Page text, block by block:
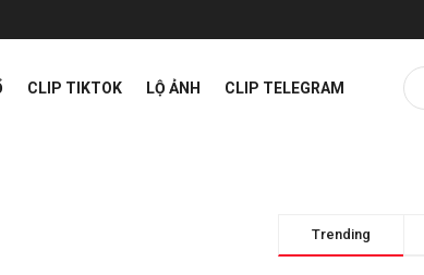
CLIP TIKTOK LỘ ẢNH CLIP TELEGRAM
Trending